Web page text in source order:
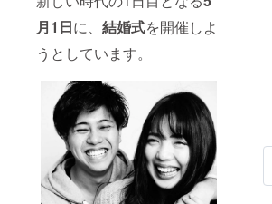
月1日に、 結婚式を開催しよ
うとしています。